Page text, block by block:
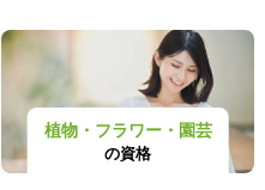
植物・フラワー・園芸
の資格